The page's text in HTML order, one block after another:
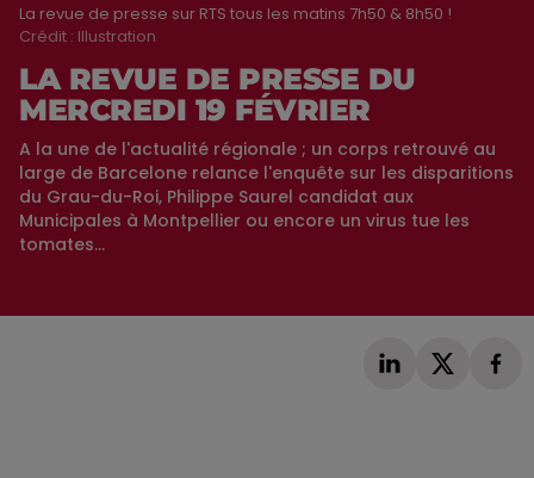
La revue de presse sur RTS tous les matins 7h50 & 8h50 !
Crédit : Illustration
LA REVUE DE PRESSE DU
MERCREDI 19 FÉVRIER
A la une de l'actualité régionale ; un corps retrouvé au
large de Barcelone relance l'enquête sur les disparitions
du Grau-du-Roi, Philippe Saurel candidat aux
Municipales à Montpellier ou encore un virus tue les
tomates...